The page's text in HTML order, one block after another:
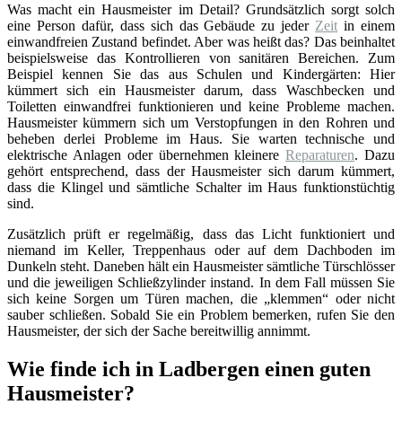
Was macht ein Hausmeister im Detail? Grundsätzlich sorgt solch
eine Person dafür, dass sich das Gebäude zu jeder Zeit in einem
einwandfreien Zustand befindet. Aber was heißt das? Das beinhaltet
beispielsweise das Kontrollieren von sanitären Bereichen. Zum
Beispiel kennen Sie das aus Schulen und Kindergärten: Hier
kümmert sich ein Hausmeister darum, dass Waschbecken und
Toiletten einwandfrei funktionieren und keine Probleme machen.
Hausmeister kümmern sich um Verstopfungen in den Rohren und
beheben derlei Probleme im Haus. Sie warten technische und
elektrische Anlagen oder übernehmen kleinereReparaturen. Dazu
gehört entsprechend, dass der Hausmeister sich darum kümmert,
dass die Klingel und sämtliche Schalter im Haus funktionstüchtig
sind.
Zusätzlich prüft er regelmäßig, dass das Licht funktioniert und
niemand im Keller, Treppenhaus oder auf dem Dachboden im
Dunkeln steht. Daneben hält ein Hausmeister sämtliche Türschlösser
und die jeweiligen Schließzylinder instand. In dem Fall müssen Sie
sich keine Sorgen um Türen machen, die „klemmen“ oder nicht
sauber schließen. Sobald Sie ein Problem bemerken, rufen Sie den
Hausmeister, der sich der Sache bereitwillig annimmt.
Wie finde ich in Ladbergen einen guten
Hausmeister?